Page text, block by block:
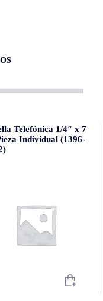
Telefónica 1/4″ x 7
Individual (1396-